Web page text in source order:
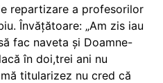
repartizare a profesorilor
Învățătoare: „Am zis iau
fac naveta și Doamne-
în doi,trei ani nu
titularizez nu cred că